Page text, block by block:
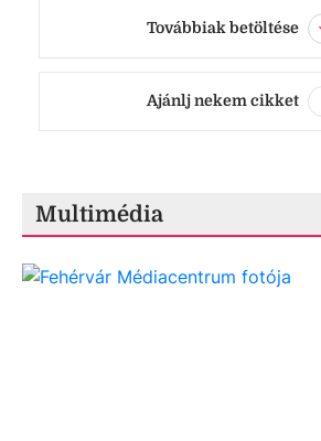
Továbbiak betöltése
Ajánlj nekem cikket
Multimédia